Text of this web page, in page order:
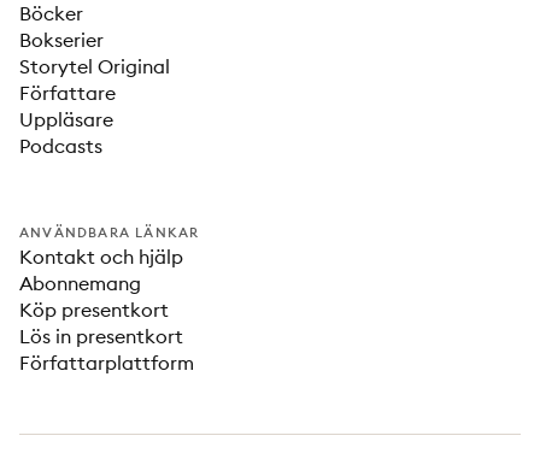
Böcker
Bokserier
Storytel Original
Författare
Uppläsare
Podcasts
ANVÄNDBARA LÄNKAR
Kontakt och hjälp
Abonnemang
Köp presentkort
Lös in presentkort
Författarplattform